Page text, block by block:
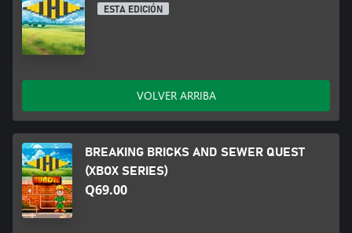
ESTA EDICIÓN
VOLVER ARRIBA
BREAKING BRICKS AND SEWER QUEST
(XBOX SERIES)
Q69.00